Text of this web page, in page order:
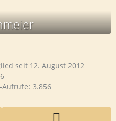
seit 12. August 2012
Aufrufe 3.856